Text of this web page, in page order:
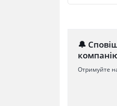
🔔
Отримуйте на